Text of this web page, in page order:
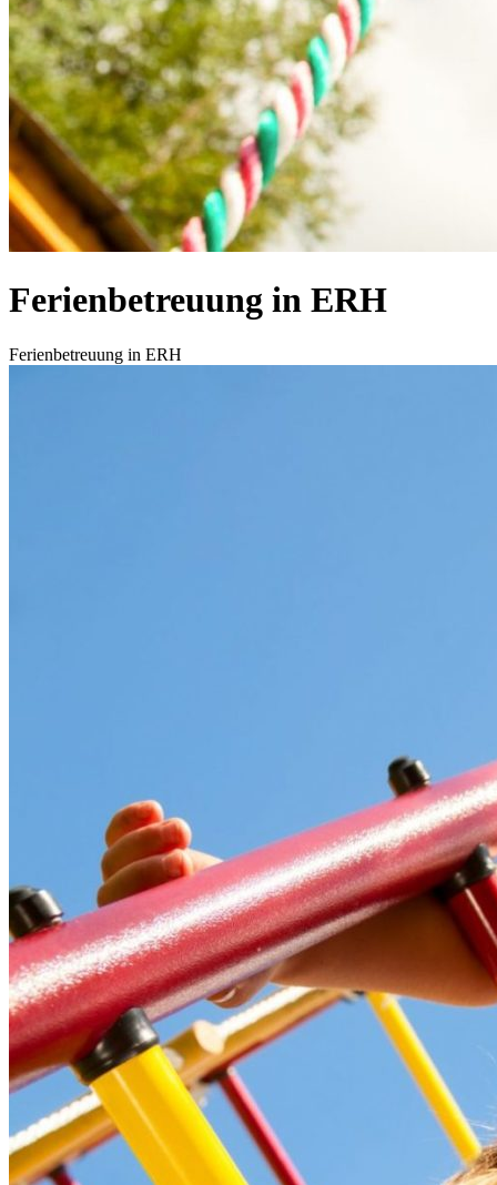
Ferienbetreuung in ERH
Start
Ferienbetreuung in ERH